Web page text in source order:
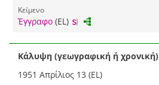
Κείμενο
Έγγραφο (EL)
Κάλυψη (γεωγραφική ή χρονική)
1951 Απρίλιος 13 (EL)